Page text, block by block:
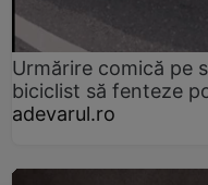
Urmărire comică pe
biciclist să fenteze
adevarul.ro